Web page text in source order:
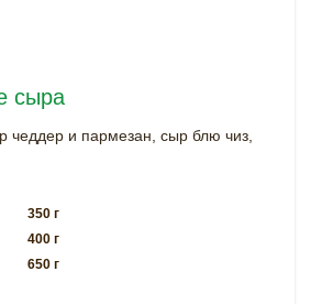
сыра
чеддер и пармезан, сыр блю чиз,
350 г
400 г
650 г